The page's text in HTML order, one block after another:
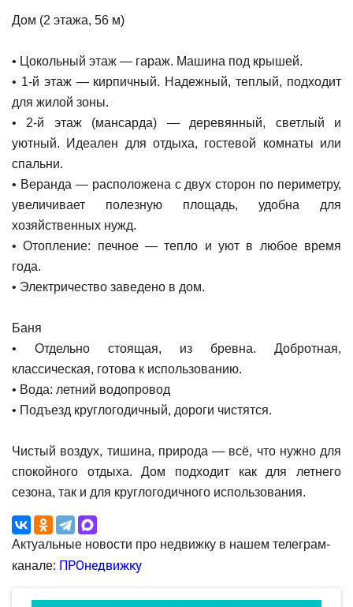
Дом (2 этажа, 56 м)
• Цокольный этаж — гараж. Машина под крышей.
• 1-й этаж — кирпичный. Надежный, теплый, подходит
для жилой зоны.
• 2-й этаж (мансарда) — деревянный, светлый и
уютный. Идеален для отдыха, гостевой комнаты или
спальни.
• Веранда — расположена с двух сторон по периметру,
увеличивает полезную площадь, удобна для
хозяйственных нужд.
• Отопление: печное — тепло и уют в любое время
года.
• Электричество заведено в дом.
Баня
• Отдельно стоящая, из бревна. Добротная,
классическая, готова к использованию.
• Вода: летний водопровод
• Подъезд круглогодичный, дороги чистятся.
Чистый воздух, тишина, природа — всё, что нужно для
спокойного отдыха. Дом подходит как для летнего
сезона, так и для круглогодичного использования.
Актуальные новости про недвижку в нашем телеграм-
канале: ПРОнедвижку